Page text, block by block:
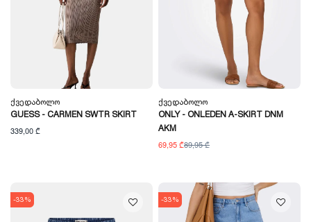
Ქვედაბოლო
GUESS - CARMEN SWTR SKIRT
339,00 ₾
Ქვედაბოლო
ONLY - ONLEDEN A-SKIRT DNM
AKM
69,95 ₾89,95 ₾
-33% -33%